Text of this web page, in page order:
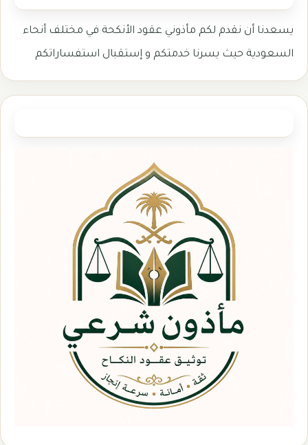
يسعدنا أن نقدم لكم مأذوني عقود الأنكحة في مختلف أنحاء
السعودية حيث يسرنا خدمتكم و إستقبال استفساراتكم